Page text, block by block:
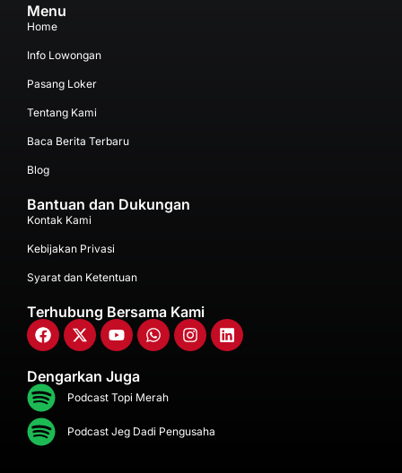
Menu
Home
Info Lowongan
Pasang Loker
Tentang Kami
Baca Berita Terbaru
Blog
Bantuan dan Dukungan
Kontak Kami
Kebijakan Privasi
Syarat dan Ketentuan
Terhubung Bersama Kami
Dengarkan Juga
Podcast Topi Merah
Podcast Jeg Dadi Pengusaha